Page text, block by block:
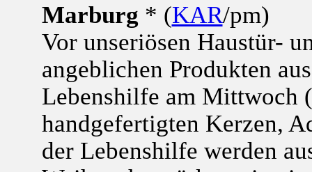
Marburg * (KAR/pm)
Vor unseriösen Haustür-
angeblichen Produkten
Lebenshilfe am Mittwoch
handgefertigten Kerzen,
der Lebenshilfe werden